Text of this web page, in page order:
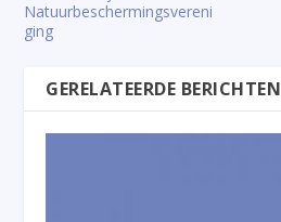
Natuurbeschermingsvereni
ging
GERELATEERDE BERICHTEN